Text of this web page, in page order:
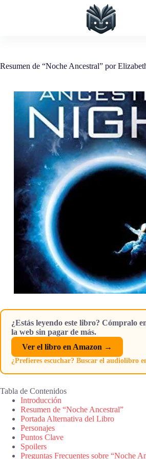
Resumen de “Noche Ancestral” por
¿Estás leyendo este libro? Cómpralo
la web sin pagar de más.
Ver el libro en Amazon →
¿Prefieres escuchar? Buscar el audiolibro
Tabla de Contenidos
Introducción
Resumen de “Noche Ancestral”
Portada Alternativa del Libro
Personajes
Puntos Clave
Spoilers
Preguntas Frecuentes sobre “Noche